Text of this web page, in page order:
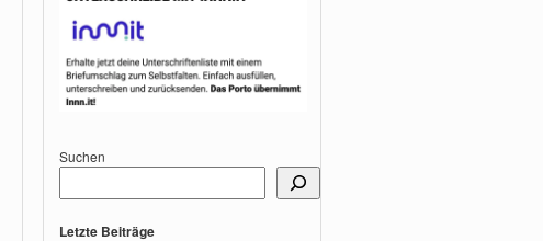
Suchen
Letzte Beiträge